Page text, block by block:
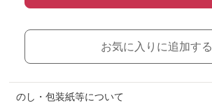
お気に入りに追加する
のし・包装紙等について